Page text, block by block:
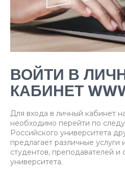
ВОЙТИ В
КАБИНЕТ
Для входа в личный кабинет
необходимо перейти по
Российского университета
предлагает различные
студентов, преподавателей и
университета.